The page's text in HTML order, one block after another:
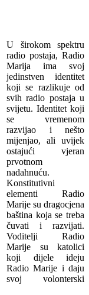
U širokom spektru
radio postaja, Radio
Marija ima svoj
jedinstven identitet
koji se razlikuje od
svih radio postaja u
svijetu. Identitet koji
se vremenom
razvijao i nešto
mijenjao, ali uvijek
ostajući vjeran
prvotnom
nadahnuću.
Konstitutivni
elementi Radio
Marije su dragocjena
baština koja se treba
čuvati i razvijati.
Voditelji Radio
Marije su katolici
koji dijele ideju
Radio Marije i daju
svoj volonterski